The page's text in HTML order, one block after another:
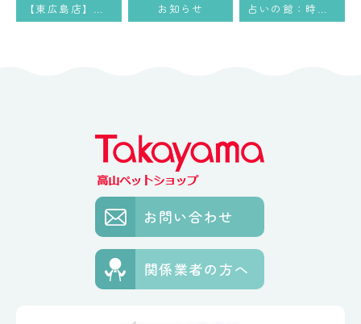
【東広島店】続・バレンタインセーーール!! お知らせ 占いの館：時間変更のお知らせ
お問い合わせ
関係業者の方へ